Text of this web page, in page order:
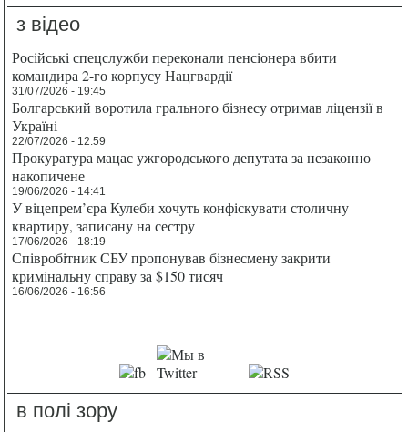
з відео
Російські спецслужби переконали пенсіонера вбити
командира 2-го корпусу Нацгвардії
31/07/2026 - 19:45
Болгарський воротила грального бізнесу отримав ліцензії в
Україні
22/07/2026 - 12:59
Прокуратура мацає ужгородського депутата за незаконно
накопичене
19/06/2026 - 14:41
У віцепрем’єра Кулеби хочуть конфіскувати столичну
квартиру, записану на сестру
17/06/2026 - 18:19
Співробітник СБУ пропонував бізнесмену закрити
кримінальну справу за $150 тисяч
16/06/2026 - 16:56
в полі зору